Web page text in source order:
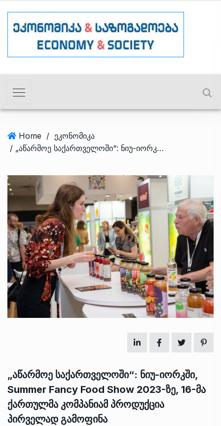
Home / ეკონომიკა
/ „აწარმოე საქართველოში“: ნიუ-იორკში, Summer Fancy Food Show 2023-ზე, 16-მა ქართულმა კომპანიამ პროდუქცია პირველად გამოფინა
„აწარმოე საქართველოში“: ნიუ-იორკში,
Summer Fancy Food Show 2023-ზე, 16-მა
ქართულმა კომპანიამ პროდუქცია
პირველად გამოფინა